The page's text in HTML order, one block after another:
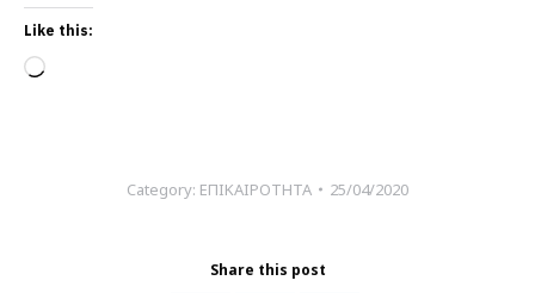
Like this:
Loading…
Category: ΕΠΙΚΑΙΡΟΤΗΤΑ 25/04/2020
Share this post